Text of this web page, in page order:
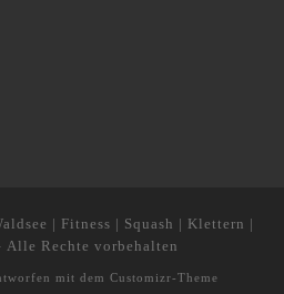
| Fitness | Squash | Klettern |
Alle Rechte vorbehalten
mit dem Customizr-Theme